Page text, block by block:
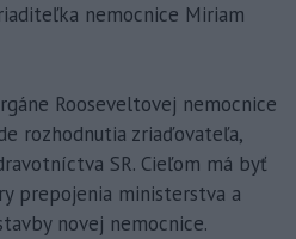
nemocnice Miriam
Rooseveltovej nemocnice
rozhodnutia zriaďovateľa,
SR. Cieľom má byť
prepojenia ministerstva a
novej nemocnice.